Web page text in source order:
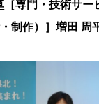
［専門・技術サ
制作）］増田 周